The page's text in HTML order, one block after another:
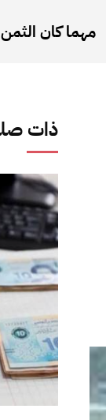
مهما كان الثمن
ذات